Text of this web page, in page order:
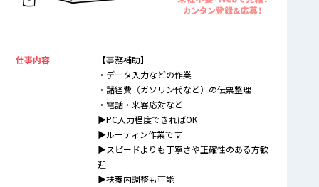
仕事内容
【事務補助】
・データ入力などの作業
・諸経費（ガソリン代など）の伝票整理
・電話・来客応対など
▶PC入力程度できればOK
▶ルーティン作業です
▶スピードよりも丁寧さや正確性のある方歓
迎
▶扶養内調整も可能